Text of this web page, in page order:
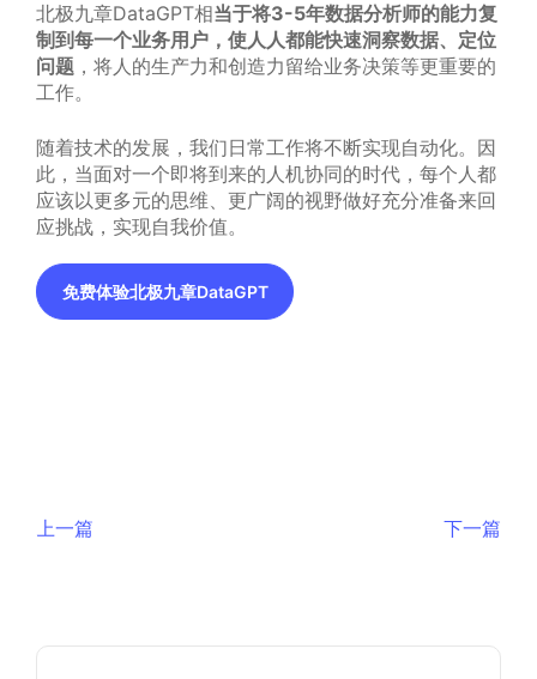
北极九章DataGPT相当于将3-5年数据分析师的能力复
制到每一个业务用户，使人人都能快速洞察数据、定位
问题 ，将人的生产力和创造力留给业务决策等更重要的
工作。
随着技术的发展，我们日常工作将不断实现自动化。因
此，当面对一个即将到来的人机协同的时代，每个人都
应该以更多元的思维、更广阔的视野做好充分准备来回
应挑战，实现自我价值。
免费体验北极九章DataGPT
上一篇 下一篇